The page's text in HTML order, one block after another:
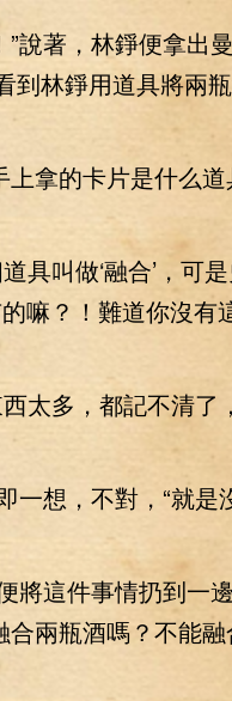
著，林錚便拿出
到林錚用道具將兩
拿的卡片是什么道
叫做‘融合’，可
嘛？！難道你沒有
太多，都記不清了
想，不對，“就是
這件事情扔到一
兩瓶酒嗎？不能